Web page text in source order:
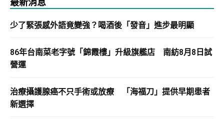
最新消息
少了緊張感外語竟變強？喝酒後「發音」進步最明顯
86年台南菜老字號「錦霞樓」升級旗艦店 南紡8月8日試
營運
治療攝護腺癌不只手術或放療 「海福刀」提供早期患者
新選擇